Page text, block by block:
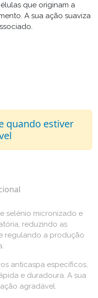
que originam a
A sua ação suaviza
quando estiver
selénio micronizado e
reduzindo as
regulando a produção
anticaspa específicos,
e duradoura. A sua
agradável.